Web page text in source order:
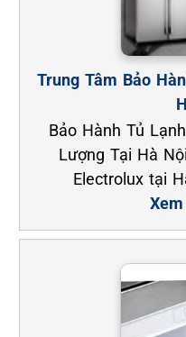
Trung Tâm Bảo
Bảo Hành Tủ
Lượng Tại Hà
Electrolux tại